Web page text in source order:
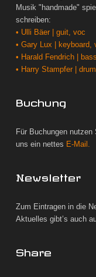
Musik "handmade"
schreiben:
• Ulli Bäer | guit, voc
• Gary Lux | keyboard,
• Harald Fendrich |
• Harry Stampfer |
Buchung
Für Buchungen nutzen
uns ein nettes E-Mail.
Newsletter
Zum Eintragen in die
Aktuelles gibt’s auch
Share